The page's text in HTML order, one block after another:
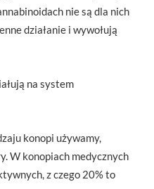
nie są dla nich
działanie i wywołują
na system
konopi używamy,
W konopiach medycznych
z czego 20% to